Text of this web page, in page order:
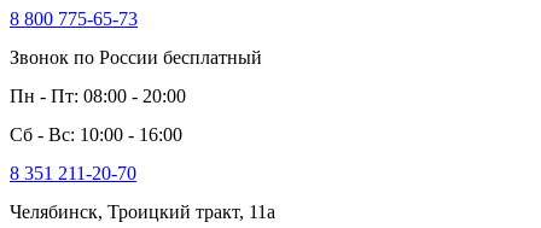
8 800 775-65-73
Звонок по России бесплатный
Пн - Пт: 08:00 - 20:00
Сб - Вс: 10:00 - 16:00
8 351 211-20-70
Челябинск, Троицкий тракт, 11а